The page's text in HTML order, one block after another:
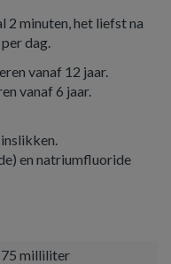
2 minuten, het liefst na
dag.
vanaf 12 jaar.
vanaf 6 jaar.
en natriumfluoride
75 milliliter